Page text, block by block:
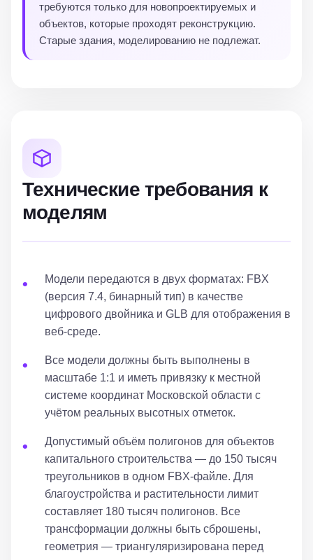
требуются только для новопроектируемых и
объектов, которые проходят реконструкцию.
Старые здания, моделированию не подлежат.
Технические требования к
моделям
Модели передаются в двух форматах: FBX
(версия 7.4, бинарный тип) в качестве
цифрового двойника и GLB для отображения в
веб-среде.
Все модели должны быть выполнены в
масштабе 1:1 и иметь привязку к местной
системе координат Московской области с
учётом реальных высотных отметок.
Допустимый объём полигонов для объектов
капитального строительства — до 150 тысяч
треугольников в одном FBX-файле. Для
благоустройства и растительности лимит
составляет 180 тысяч полигонов. Все
трансформации должны быть сброшены,
геометрия — триангуляризирована перед